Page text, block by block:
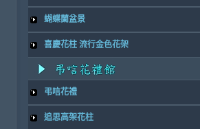
蝴蝶蘭盆景
喜慶花柱 流行金色花架
弔唁花禮
追思高架花柱